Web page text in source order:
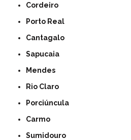
Cordeiro
Porto Real
Cantagalo
Sapucaia
Mendes
Rio Claro
Porciúncula
Carmo
Sumidouro